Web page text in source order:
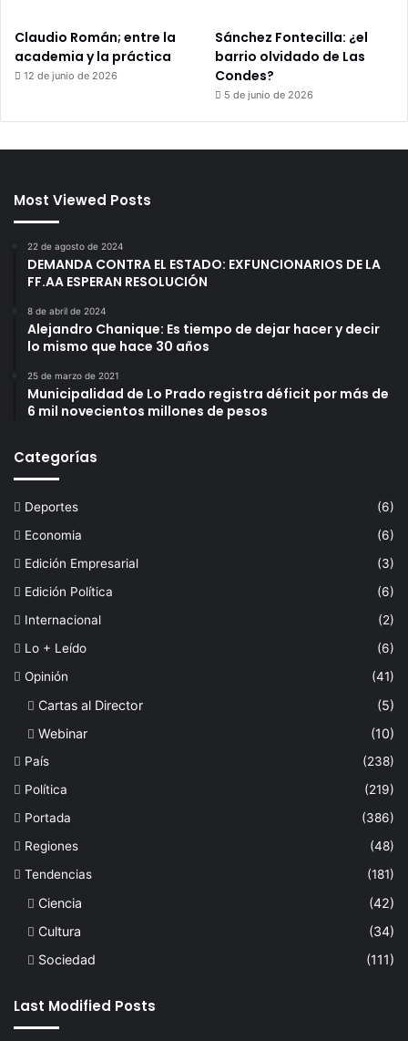
Claudio Román; entre la
academia y la práctica
12 de junio de 2026
Sánchez Fontecilla: ¿el
barrio olvidado de Las
Condes?
5 de junio de 2026
Most Viewed Posts
22 de agosto de 2024
DEMANDA CONTRA EL ESTADO: EXFUNCIONARIOS DE LA
FF.AA ESPERAN RESOLUCIÓN
8 de abril de 2024
Alejandro Chanique: Es tiempo de dejar hacer y decir
lo mismo que hace 30 años
25 de marzo de 2021
Municipalidad de Lo Prado registra déficit por más de
6 mil novecientos millones de pesos
Categorías
Deportes
(6)
Economia
(6)
Edición Empresarial
(3)
Edición Política
(6)
Internacional
(2)
Lo + Leído
(6)
Opinión
(41)
Cartas al Director
(5)
Webinar
(10)
País
(238)
Política
(219)
Portada
(386)
Regiones
(48)
Tendencias
(181)
Ciencia
(42)
Cultura
(34)
Sociedad
(111)
Last Modified Posts